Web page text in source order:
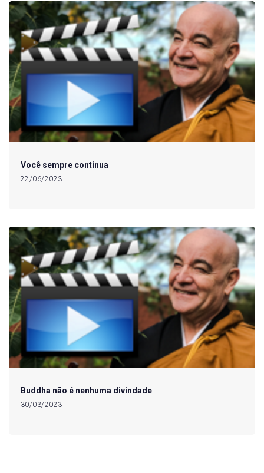
Você sempre continua
22/06/2023
Buddha não é nenhuma divindade
30/03/2023